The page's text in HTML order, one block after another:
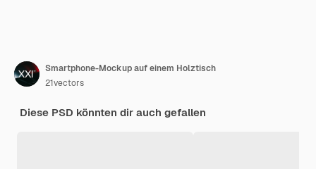
Smartphone-Mockup auf einem Holztisch
21vectors
Diese PSD könnten dir auch gefallen